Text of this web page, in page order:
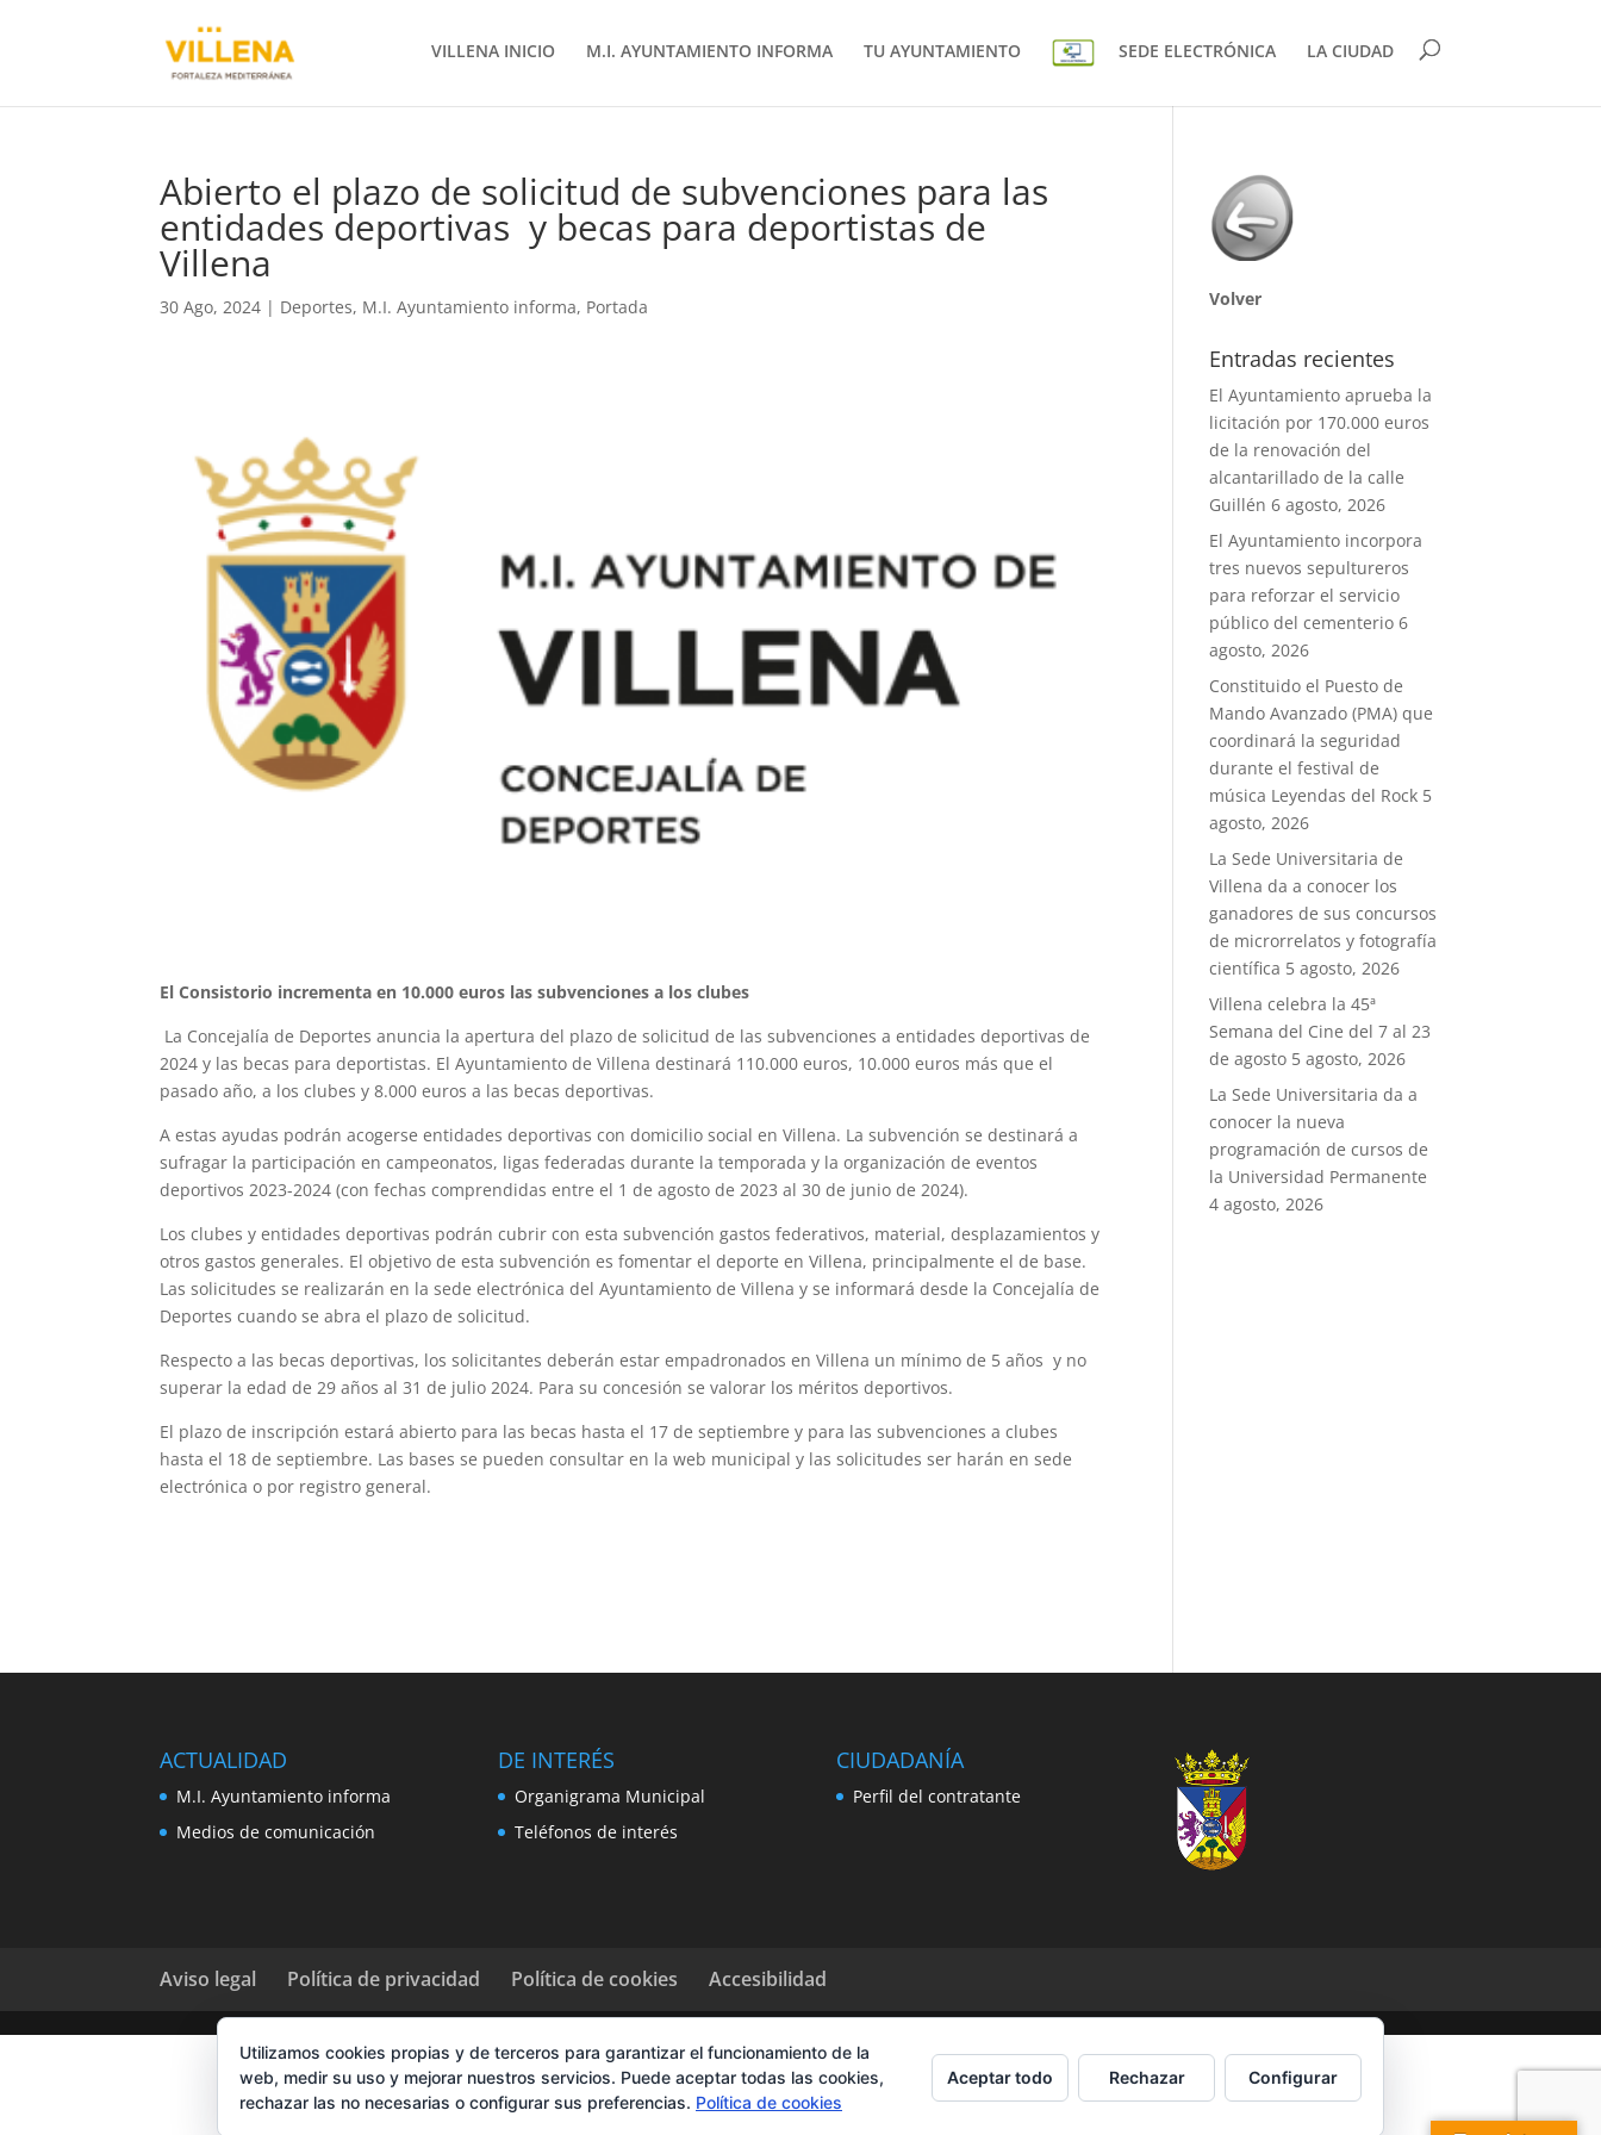
VILLENA INICIO M.I. AYUNTAMIENTO INFORMA TU AYUNTAMIENTO SEDE ELECTRÓNICA LA CIUDAD
Abierto el plazo de solicitud de subvenciones para las
entidades deportivas y becas para deportistas de
Villena
30 Ago, 2024 | Deportes, M.I. Ayuntamiento informa, Portada
El Consistorio incrementa en 10.000 euros las subvenciones a los clubes
La Concejalía de Deportes anuncia la apertura del plazo de solicitud de las subvenciones a entidades deportivas de
2024 y las becas para deportistas. El Ayuntamiento de Villena destinará 110.000 euros, 10.000 euros más que el
pasado año, a los clubes y 8.000 euros a las becas deportivas.
A estas ayudas podrán acogerse entidades deportivas con domicilio social en Villena. La subvención se destinará a
sufragar la participación en campeonatos, ligas federadas durante la temporada y la organización de eventos
deportivos 2023-2024 (con fechas comprendidas entre el 1 de agosto de 2023 al 30 de junio de 2024).
Los clubes y entidades deportivas podrán cubrir con esta subvención gastos federativos, material, desplazamientos y
otros gastos generales. El objetivo de esta subvención es fomentar el deporte en Villena, principalmente el de base.
Las solicitudes se realizarán en la sede electrónica del Ayuntamiento de Villena y se informará desde la Concejalía de
Deportes cuando se abra el plazo de solicitud.
Respecto a las becas deportivas, los solicitantes deberán estar empadronados en Villena un mínimo de 5 años y no
superar la edad de 29 años al 31 de julio 2024. Para su concesión se valorar los méritos deportivos.
El plazo de inscripción estará abierto para las becas hasta el 17 de septiembre y para las subvenciones a clubes
hasta el 18 de septiembre. Las bases se pueden consultar en la web municipal y las solicitudes ser harán en sede
electrónica o por registro general.
Volver
Entradas recientes
El Ayuntamiento aprueba la
licitación por 170.000 euros
de la renovación del
alcantarillado de la calle
Guillén 6 agosto, 2026
El Ayuntamiento incorpora
tres nuevos sepultureros
para reforzar el servicio
público del cementerio 6
agosto, 2026
Constituido el Puesto de
Mando Avanzado (PMA) que
coordinará la seguridad
durante el festival de
música Leyendas del Rock 5
agosto, 2026
La Sede Universitaria de
Villena da a conocer los
ganadores de sus concursos
de microrrelatos y fotografía
científica 5 agosto, 2026
Villena celebra la 45ª
Semana del Cine del 7 al 23
de agosto 5 agosto, 2026
La Sede Universitaria da a
conocer la nueva
programación de cursos de
la Universidad Permanente
4 agosto, 2026
ACTUALIDAD
M.I. Ayuntamiento informa
Medios de comunicación
DE INTERÉS
Organigrama Municipal
Teléfonos de interés
CIUDADANÍA
Perfil del contratante
Aviso legal Política de privacidad Política de cookies Accesibilidad
Utilizamos cookies propias y de terceros para garantizar el funcionamiento de la
web, medir su uso y mejorar nuestros servicios. Puede aceptar todas las cookies,
rechazar las no necesarias o configurar sus preferencias. Política de cookies
Aceptar todo Rechazar Configurar